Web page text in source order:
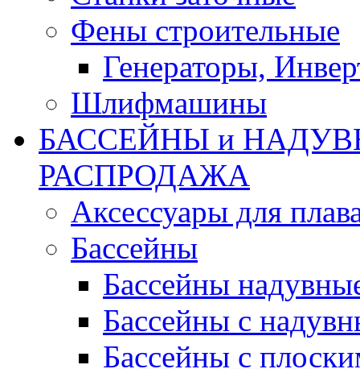
Фены строительные
Генераторы,
Шлифмашины
БАССЕЙНЫ и
РАСПРОДАЖА
Аксессуары для
Бассейны
Бассейны
Бассейны с
Бассейны с